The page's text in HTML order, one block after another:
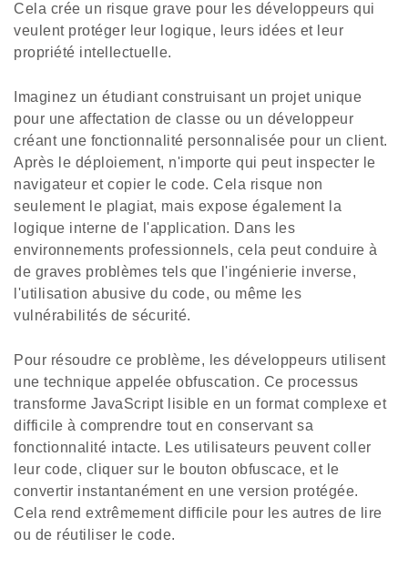
Cela crée un risque grave pour les développeurs qui
veulent protéger leur logique, leurs idées et leur
propriété intellectuelle.
Imaginez un étudiant construisant un projet unique
pour une affectation de classe ou un développeur
créant une fonctionnalité personnalisée pour un client.
Après le déploiement, n'importe qui peut inspecter le
navigateur et copier le code. Cela risque non
seulement le plagiat, mais expose également la
logique interne de l'application. Dans les
environnements professionnels, cela peut conduire à
de graves problèmes tels que l'ingénierie inverse,
l'utilisation abusive du code, ou même les
vulnérabilités de sécurité.
Pour résoudre ce problème, les développeurs utilisent
une technique appelée obfuscation. Ce processus
transforme JavaScript lisible en un format complexe et
difficile à comprendre tout en conservant sa
fonctionnalité intacte. Les utilisateurs peuvent coller
leur code, cliquer sur le bouton obfuscace, et le
convertir instantanément en une version protégée.
Cela rend extrêmement difficile pour les autres de lire
ou de réutiliser le code.